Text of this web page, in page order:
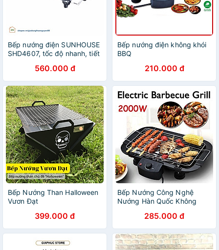
Bếp nướng điện SUNHOUSE
SHD4607, tốc độ nhanh, tiết
560.000 đ
Bếp nướng điện không khói
BBQ
210.000 đ
Bếp Nướng Than Halloween
Vươn Đạt
399.000 đ
Bếp Nướng Công Nghệ
Nướng Hàn Quốc Không
Hàng Chính Hãng
285.000 đ